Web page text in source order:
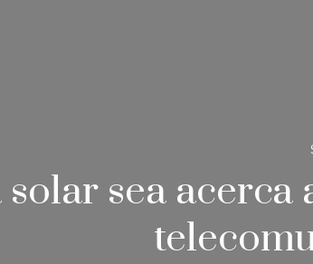
sea acerca